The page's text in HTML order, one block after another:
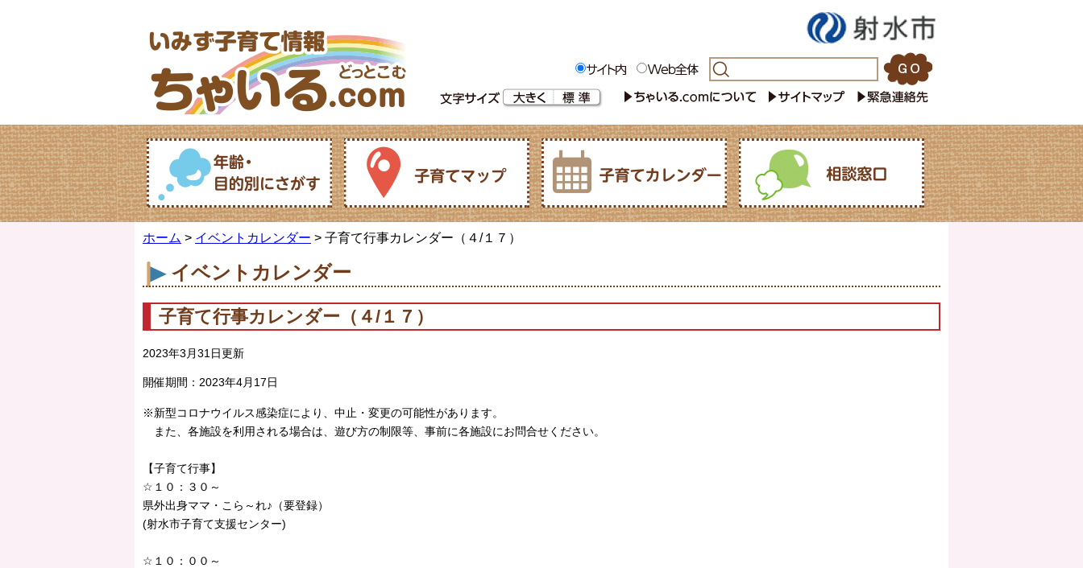
ホーム > イベントカレンダー > 子育て行事カレンダー（４/１７）
イベントカレンダー
子育て行事カレンダー（４/１７）
2023年3月31日更新
開催期間： 2023年4月17日
※新型コロナウイルス感染症により、中止・変更の可能性があります。
また、各施設を利用される場合は、遊び方の制限等、事前に各施設にお問合せください。
【子育て行事】
☆１０：３０～
県外出身ママ・こら～れ♪（要登録）
(射水市子育て支援センター)
☆１０：００～